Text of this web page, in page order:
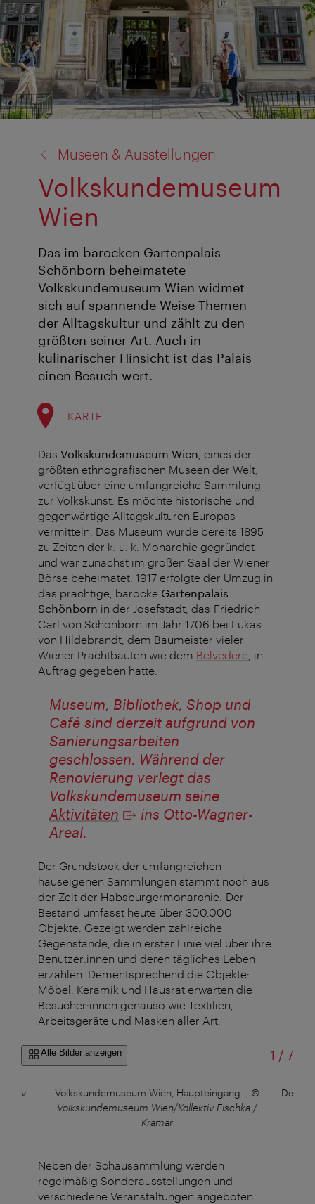
Museen & Ausstellungen
Volkskundemuseum
Wien
Das im barocken Gartenpalais
Schönborn beheimatete
Volkskundemuseum Wien widmet
sich auf spannende Weise Themen
der Alltagskultur und zählt zu den
größten seiner Art. Auch in
kulinarischer Hinsicht ist das Palais
einen Besuch wert.
KARTE
Das Volkskundemuseum Wien , eines der
größten ethnografischen Museen der Welt,
verfügt über eine umfangreiche Sammlung
zur Volkskunst. Es möchte historische und
gegenwärtige Alltagskulturen Europas
vermitteln. Das Museum wurde bereits 1895
zu Zeiten der k. u. k. Monarchie gegründet
und war zunächst im großen Saal der Wiener
Börse beheimatet. 1917 erfolgte der Umzug in
das prächtige, barocke Gartenpalais
Schönborn in der Josefstadt, das Friedrich
Carl von Schönborn im Jahr 1706 bei Lukas
von Hildebrandt, dem Baumeister vieler
Wiener Prachtbauten wie dem Belvedere , in
Auftrag gegeben hatte.
Museum, Bibliothek, Shop und
Café sind derzeit aufgrund von
Sanierungsarbeiten
geschlossen. Während der
Renovierung verlegt das
Volkskundemuseum seine
Aktivitäten
ins Otto-Wagner-
Areal.
Der Grundstock der umfangreichen
hauseigenen Sammlungen stammt noch aus
der Zeit der Habsburgermonarchie. Der
Bestand umfasst heute über 300.000
Objekte. Gezeigt werden zahlreiche
Gegenstände, die in erster Linie viel über ihre
Benutzer:innen und deren tägliches Leben
erzählen. Dementsprechend die Objekte:
Möbel, Keramik und Hausrat erwarten die
Besucher:innen genauso wie Textilien,
Arbeitsgeräte und Masken aller Art.
Alle Bilder anzeigen 1 /von
7
Volkskundemuseum Wien, Haupteingang – ©
Volkskundemuseum Wien/Kollektiv Fischka /
Kramar
Der
Neben der Schausammlung werden
regelmäßig Sonderausstellungen und
verschiedene Veranstaltungen angeboten.